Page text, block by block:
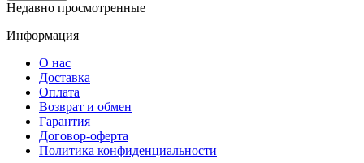
Недавно просмотренные
Информация
О нас
Доставка
Оплата
Возврат и обмен
Гарантия
Договор-оферта
Политика конфиденциальности